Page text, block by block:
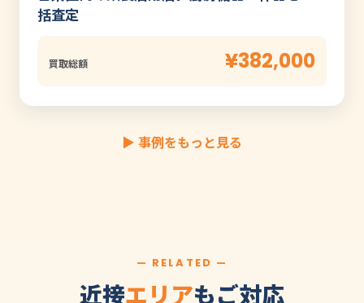
括査定
買取総額 ¥382,000
▶ 事例をもっと見る
— RELATED —
近接エリアもご対応